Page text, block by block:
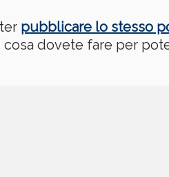
pubblicare lo stesso
dovete fare per